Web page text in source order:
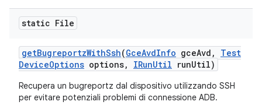
static File
getBugreportzWithSsh(GceAvdInfo gceAvd ,
Test
DeviceOptions options, IRunUtil runUtil)
Recupera un bugreportz dal dispositivo utilizzando SSH
per evitare potenziali problemi di connessione ADB.